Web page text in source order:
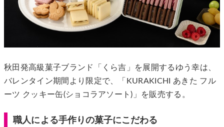
秋田発高級菓子ブランド「くら吉」を展開するゆう幸は、
バレンタイン期間より限定で、「KURAKICHI あきた フル
ーツ クッキー缶(ショコラアソート)」を販売する。
職人による手作りの菓子にこだわる